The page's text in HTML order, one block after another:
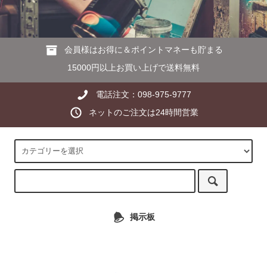
会員様はお得に＆ポイントマネーも貯まる
15000円以上お買い上げで送料無料
電話注文：098-975-9777
ネットのご注文は24時間営業
掲示板